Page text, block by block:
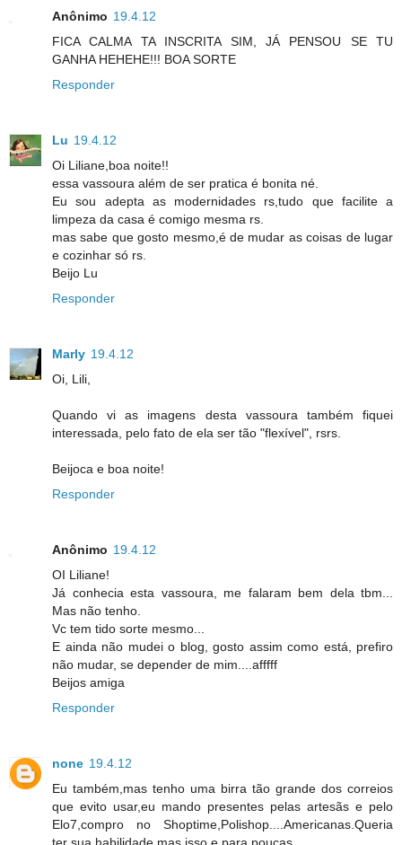
Anônimo 19.4.12
FICA CALMA TA INSCRITA SIM, JÁ PENSOU SE TU
GANHA HEHEHE!!! BOA SORTE
Responder
Lu 19.4.12
Oi Liliane,boa noite!!
essa vassoura além de ser pratica é bonita né.
Eu sou adepta as modernidades rs,tudo que facilite a
limpeza da casa é comigo mesma rs.
mas sabe que gosto mesmo,é de mudar as coisas de lugar
e cozinhar só rs.
Beijo Lu
Responder
Marly 19.4.12
Oi, Lili,
Quando vi as imagens desta vassoura também fiquei
interessada, pelo fato de ela ser tão "flexível", rsrs.
Beijoca e boa noite!
Responder
Anônimo 19.4.12
OI Liliane!
Já conhecia esta vassoura, me falaram bem dela tbm...
Mas não tenho.
Vc tem tido sorte mesmo...
E ainda não mudei o blog, gosto assim como está, prefiro
não mudar, se depender de mim....afffff
Beijos amiga
Responder
none 19.4.12
Eu também,mas tenho uma birra tão grande dos correios
que evito usar,eu mando presentes pelas artesãs e pelo
Elo7,compro no Shoptime,Polishop....Americanas.Queria